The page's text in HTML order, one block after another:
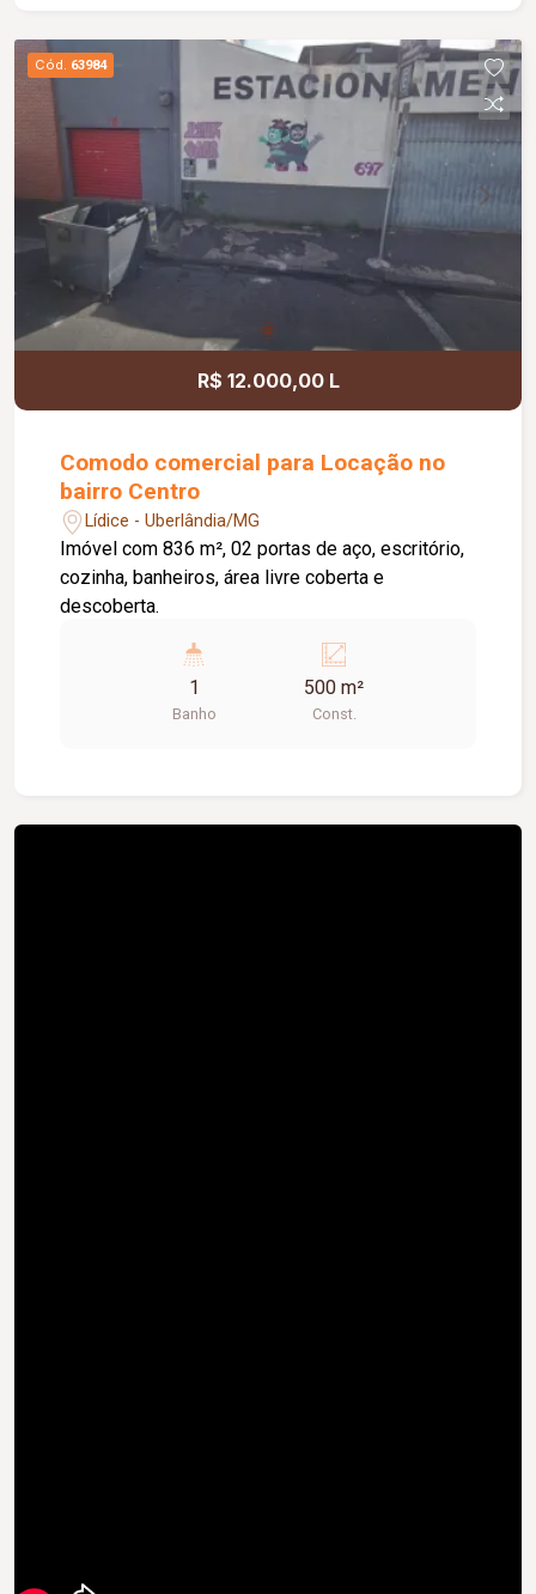
Cód. 63984
R$ 12.000,00 L
Comodo comercial para Locação no
bairro Centro
Lídice - Uberlândia/MG
Imóvel com 836 m², 02 portas de aço, escritório,
cozinha, banheiros, área livre coberta e
descoberta.
1
Banho
500 m²
Const.